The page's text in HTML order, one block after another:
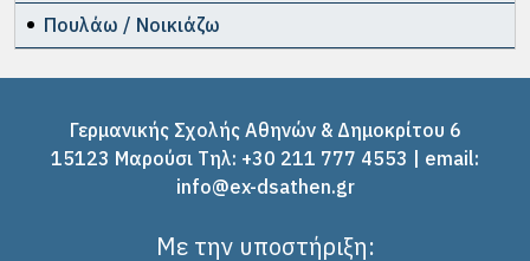
Πουλάω / Νοικιάζω
Γερμανικής Σχολής Αθηνών & Δημοκρίτου 6
15123 Μαρούσι Tηλ: +30 211 777 4553 | email:
info@ex-dsathen.gr
Με την υποστήριξη: